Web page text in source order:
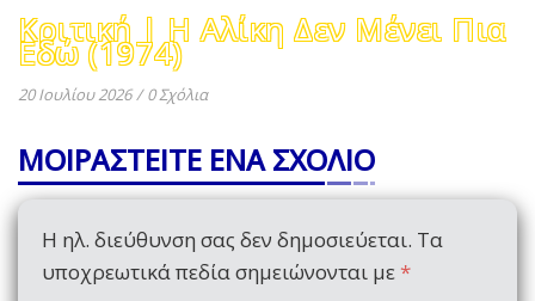
Κριτική | Η Αλίκη Δεν Μένει Πια
Εδώ (1974)
20 Ιουλίου 2026 / 0 Σχόλια
ΜΟΙΡΑΣΤΕΙΤΕ ΕΝΑ ΣΧΟΛΙΟ
Η ηλ. διεύθυνση σας δεν δημοσιεύεται. Τα
υποχρεωτικά πεδία σημειώνονται με *